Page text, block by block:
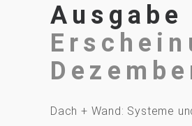
Dach + Wand: Systeme